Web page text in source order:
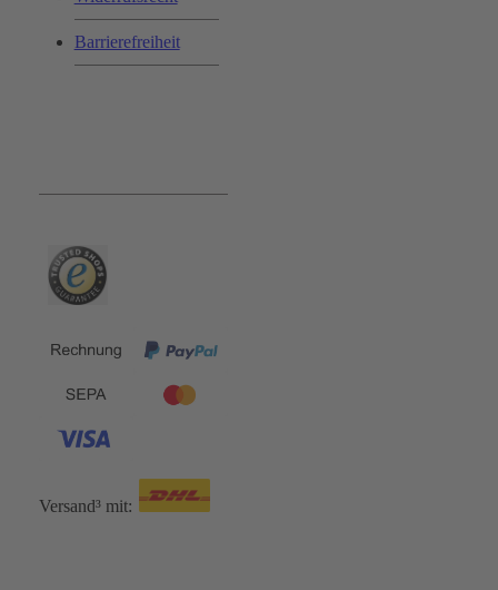
Barrierefreiheit
Versand³ mit: